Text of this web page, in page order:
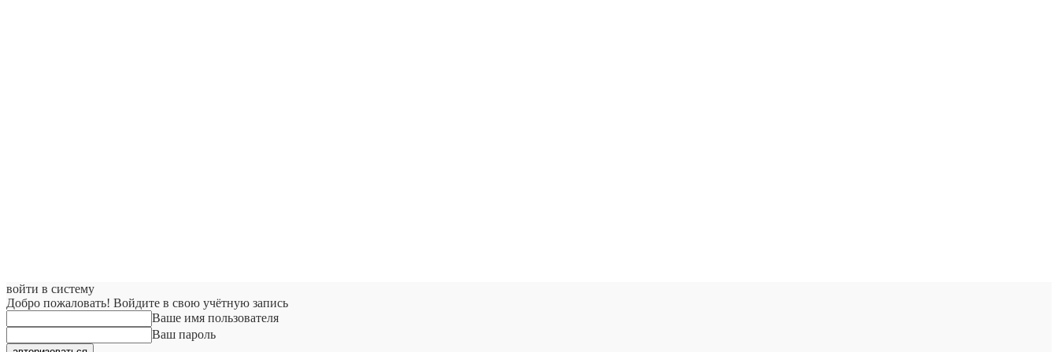
войти в систему
Добро пожаловать! Войдите в свою учётную запись
Ваше имя пользователя
Ваш пароль